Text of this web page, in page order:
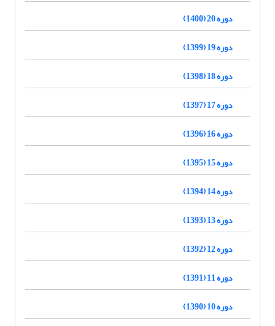
دوره 20 (1400)
دوره 19 (1399)
دوره 18 (1398)
دوره 17 (1397)
دوره 16 (1396)
دوره 15 (1395)
دوره 14 (1394)
دوره 13 (1393)
دوره 12 (1392)
دوره 11 (1391)
دوره 10 (1390)